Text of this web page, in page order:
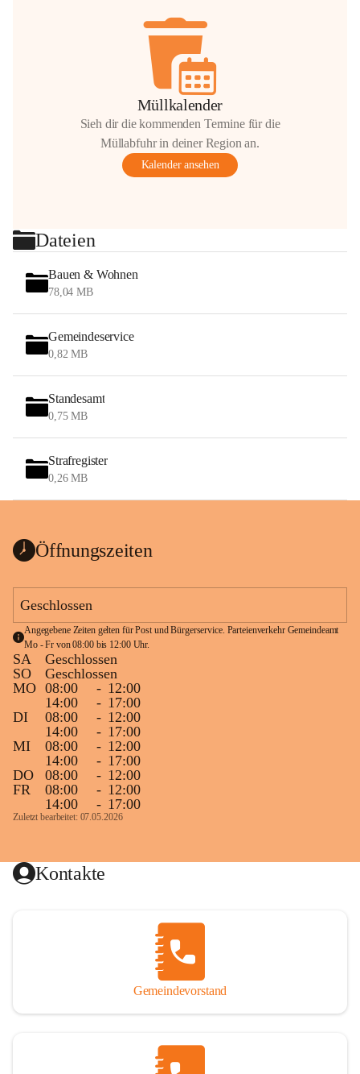
Müllkalender
Sieh dir die kommenden Termine für die
Müllabfuhr in deiner Region an.
Kalender ansehen
Dateien
Bauen & Wohnen
78,04 MB
Gemeindeservice
0,82 MB
Standesamt
0,75 MB
Strafregister
0,26 MB
Öffnungszeiten
Geschlossen
Angegebene Zeiten gelten für Post und Bürgerservice. Parteienverkehr Gemeindeamt
Mo - Fr von 08:00 bis 12:00 Uhr.
SA
Geschlossen
SO
Geschlossen
MO 08:00 - 12:00
14:00
- 17:00
DI
08:00 - 12:00
14:00
- 17:00
MI
08:00 - 12:00
14:00
- 17:00
DO
08:00 - 12:00
FR
08:00 - 12:00
14:00
- 17:00
Zuletzt bearbeitet: 07.05.2026
Kontakte
Gemeindevorstand